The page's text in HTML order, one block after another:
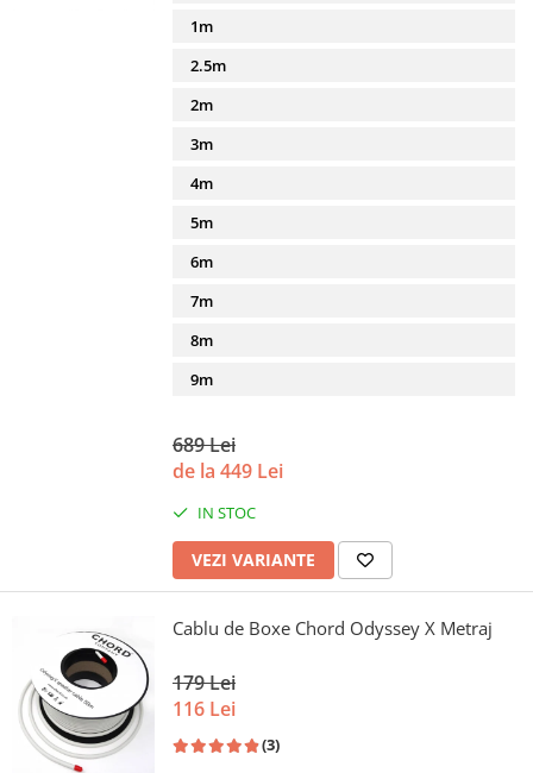
1m
2.5m
2m
3m
4m
5m
6m
7m
8m
9m
689 Lei
de la 449 Lei
IN STOC
VEZI VARIANTE
Cablu de Boxe Chord Odyssey X Metraj
179 Lei
116 Lei
(3)